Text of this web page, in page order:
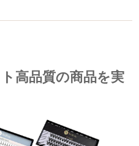
高品質の商品を実